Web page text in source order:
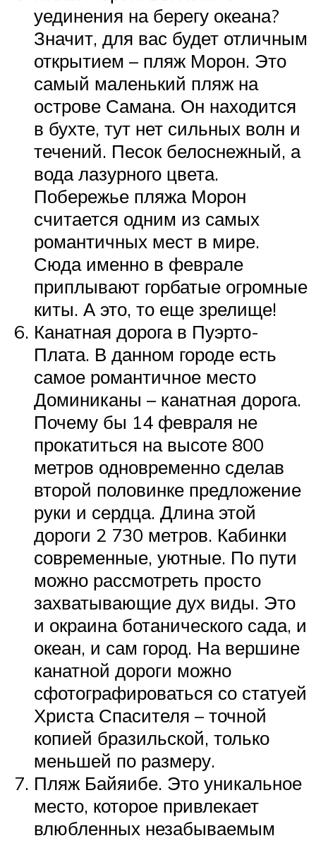
уединения на берегу океана?
Значит, для вас будет отличным
открытием – пляж Морон. Это
самый маленький пляж на
острове Самана. Он находится
в бухте, тут нет сильных волн и
течений. Песок белоснежный, а
вода лазурного цвета.
Побережье пляжа Морон
считается одним из самых
романтичных мест в мире.
Сюда именно в феврале
приплывают горбатые огромные
киты. А это, то еще зрелище!
Канатная дорога в Пуэрто-
Плата. В данном городе есть
самое романтичное место
Доминиканы – канатная дорога.
Почему бы 14 февраля не
прокатиться на высоте 800
метров одновременно сделав
второй половинке предложение
руки и сердца. Длина этой
дороги 2 730 метров. Кабинки
современные, уютные. По пути
можно рассмотреть просто
захватывающие дух виды. Это
и окраина ботанического сада, и
океан, и сам город. На вершине
канатной дороги можно
сфотографироваться со статуей
Христа Спасителя – точной
копией бразильской, только
меньшей по размеру.
Пляж Байяибе. Это уникальное
место, которое привлекает
влюбленных незабываемым